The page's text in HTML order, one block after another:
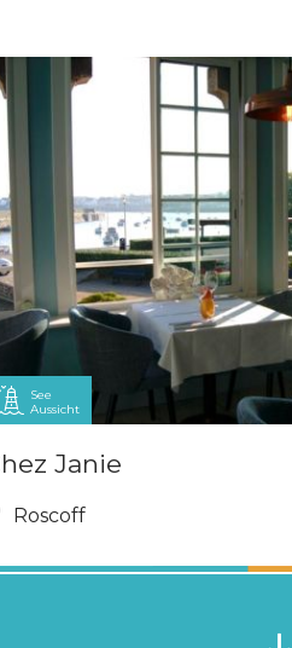
See
Aussicht
Janie
Roscoff